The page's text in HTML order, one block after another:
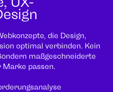
die Design,
optimal verbinden. Kein
maßgeschneiderte
Marke passen.